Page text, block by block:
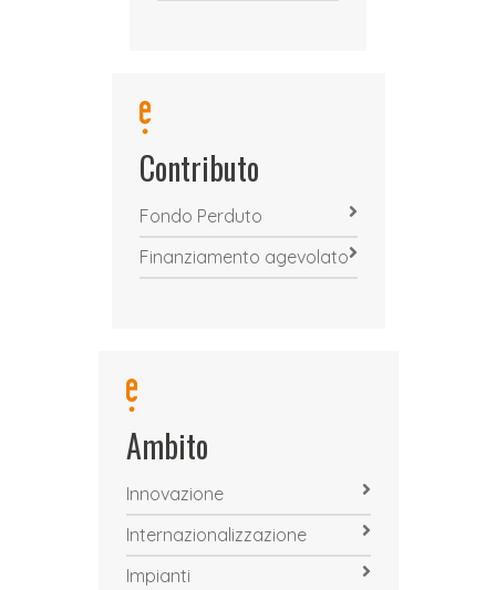
Contributo
Fondo Perduto
Finanziamento agevolato
Ambito
Innovazione
Internazionalizzazione
Impianti